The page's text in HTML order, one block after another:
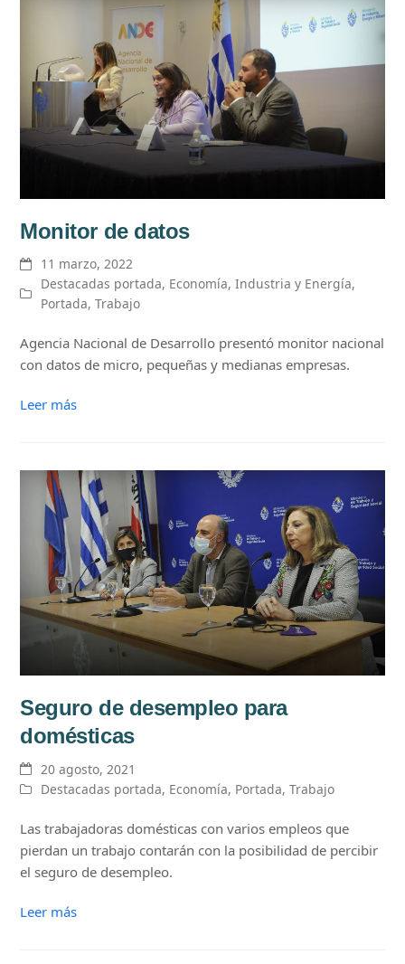
Monitor de datos
11 marzo, 2022
Destacadas portada, Economía,Industria y Energía,
Portada,Trabajo
Agencia Nacional de Desarrollo presentó monitor nacional
con datos de micro, pequeñas y medianas empresas.
Leer más
Seguro de desempleo para
domésticas
20 agosto, 2021
Destacadas portada, Economía, Portada,Trabajo
Las trabajadoras domésticas con varios empleos que
pierdan un trabajo contarán con la posibilidad de percibir
el seguro de desempleo.
Leer más